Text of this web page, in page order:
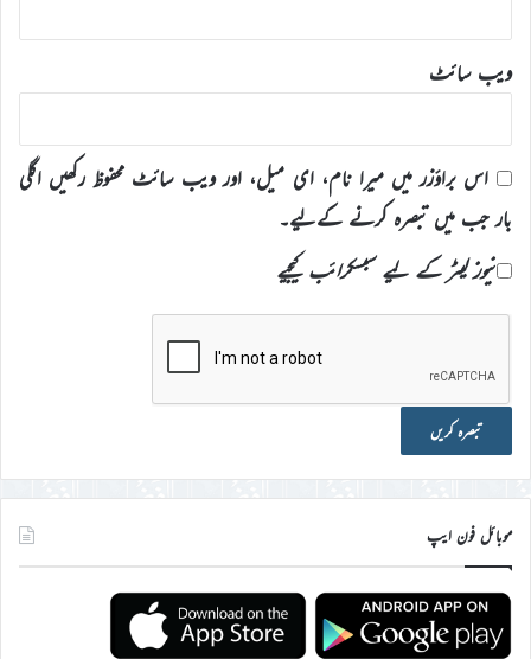
ویب‌ سائٹ
اس براؤزر میں میرا نام، ای میل، اور ویب سائٹ محفوظ رکھیں اگلی
بار جب میں تبصرہ کرنے کےلیے۔
نیوز لیٹر کے لیے سبسکرائب کیجیے
موبائل فون ایپ